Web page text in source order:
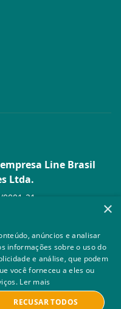
Line Brasil
Ltda.
0001-21
- Bela Vista - São Paulo -
reservados
×
anúncios e analisar
informações sobre o uso do
e análise, que podem
você forneceu a eles ou
Ler mais
RECUSAR TODOS